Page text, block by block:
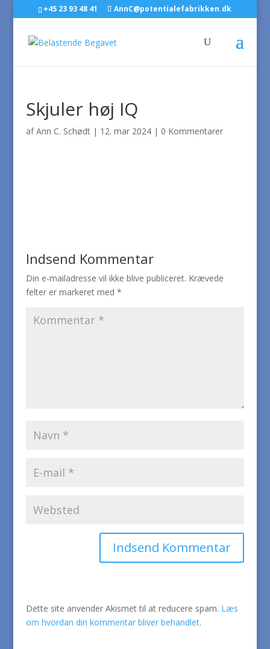
+45 23 93 48 41 AnnC@potentialefabrikken.dk
Skjuler høj IQ
afAnn C. Schødt| 12. mar 2024| 0 Kommentarer
Indsend Kommentar
Din e-mailadresse vil ikke blive publiceret. Krævede
felter er markeret med *
Dette site anvender Akismet til at reducere spam. Læs
om hvordan din kommentar bliver behandlet.